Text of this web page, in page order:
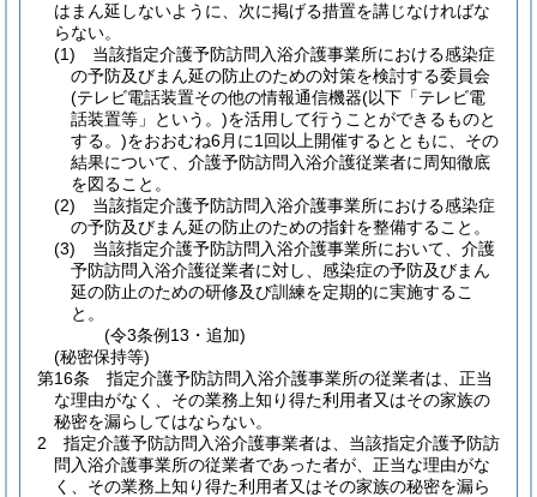
はまん延しないように、次に掲げる措置を講じなければな
らない。
(1)
当該指定介護予防訪問入浴介護事業所における感染症
の予防及びまん延の防止のための対策を検討する委員会
(テレビ電話装置その他の情報通信機器(以下「テレビ電
話装置等」という。)を活用して行うことができるものと
する。)をおおむね6月に1回以上開催するとともに、その
結果について、介護予防訪問入浴介護従業者に周知徹底
を図ること。
(2)
当該指定介護予防訪問入浴介護事業所における感染症
の予防及びまん延の防止のための指針を整備すること。
(3)
当該指定介護予防訪問入浴介護事業所において、介護
予防訪問入浴介護従業者に対し、感染症の予防及びまん
延の防止のための研修及び訓練を定期的に実施するこ
と。
(令3条例13・追加)
(秘密保持等)
第16条
指定介護予防訪問入浴介護事業所の従業者は、正当
な理由がなく、その業務上知り得た利用者又はその家族の
秘密を漏らしてはならない。
2
指定介護予防訪問入浴介護事業者は、当該指定介護予防訪
問入浴介護事業所の従業者であった者が、正当な理由がな
く、その業務上知り得た利用者又はその家族の秘密を漏ら